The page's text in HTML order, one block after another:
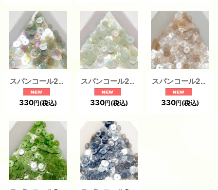
スパンコール2466 クロック5mm グリーン 1g
330円(税込)
スパンコール2465 クロック5mm グリーン 1g
330円(税込)
スパンコール2260 クロック4mm ベージュ 1g
330円(税込)